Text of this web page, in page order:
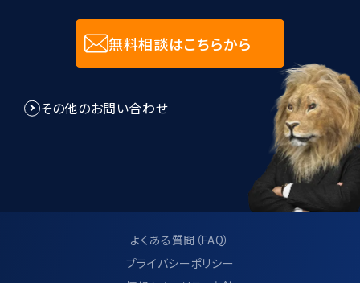
無料相談はこちらから
その他のお問い合わせ
よくある質問（FAQ）
プライバシーポリシー